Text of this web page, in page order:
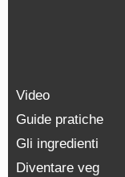
Video
Guide pratiche
Gli ingredienti
Diventare veg